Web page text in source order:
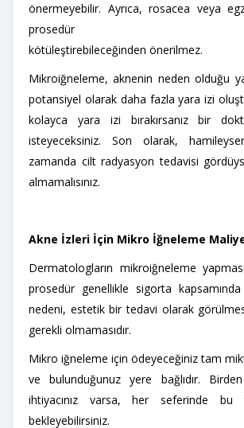
önermeyebilir. Ayrıca, rosacea veya
prosedür
kötüleştirebileceğinden önerilmez.
Mikroiğneleme, aknenin neden olduğu
potansiyel olarak daha fazla yara izi
kolayca yara izi bırakırsanız bir
isteyeceksiniz. Son olarak,
zamanda cilt radyasyon tedavisi
almamalısınız.
Akne İzleri İçin Mikro İğneleme
Dermatologların mikroiğneleme
prosedür genellikle sigorta
nedeni, estetik bir tedavi olarak
gerekli olmamasıdır.
Mikro iğneleme için ödeyeceğiniz tam
ve bulunduğunuz yere bağlıdır.
ihtiyacınız varsa, her seferinde bu
bekleyebilirsiniz.